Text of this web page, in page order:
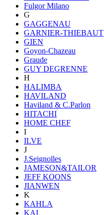
Fulgor Milano
G
GAGGENAU
GARNIER-THIEBAUT
GIEN
Goyon-Chazeau
Graude
GUY DEGRENNE
H
HALIMBA
HAVILAND
Haviland & C.Parlon
HITACHI
HOME CHEF
I
ILVE
J
J.Seignolles
JAMESON&TAILOR
JEFF KOONS
JIANWEN
K
KAHLA
KAI